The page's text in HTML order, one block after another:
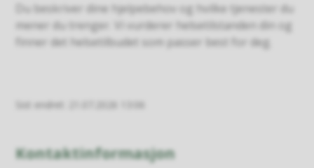
Du beskriver dine hjelpebehov og hvilke tjenester du
mener du trenger. Vi vurderer helsetilstanden din og
finner det helsetilbudet som passer best for deg.
Sist endret 21.07.2026 13:06
Kontaktinformasjon